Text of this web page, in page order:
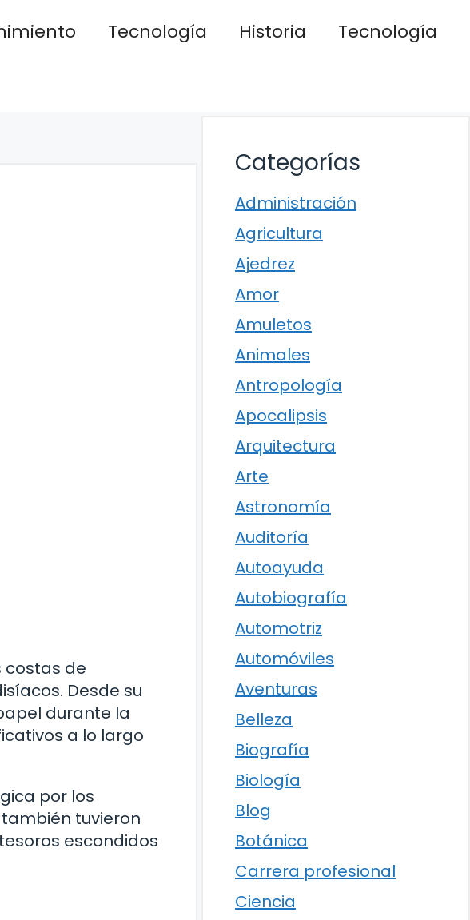
Tecnología Historia
Tecnología
costas de
Desde su
durante la
a lo largo
por los
tuvieron
escondidos
Categorías
Administración
Agricultura
Ajedrez
Amor
Amuletos
Animales
Antropología
Apocalipsis
Arquitectura
Arte
Astronomía
Auditoría
Autoayuda
Autobiografía
Automotriz
Automóviles
Aventuras
Belleza
Biografía
Biología
Blog
Botánica
Carrera profesional
Ciencia